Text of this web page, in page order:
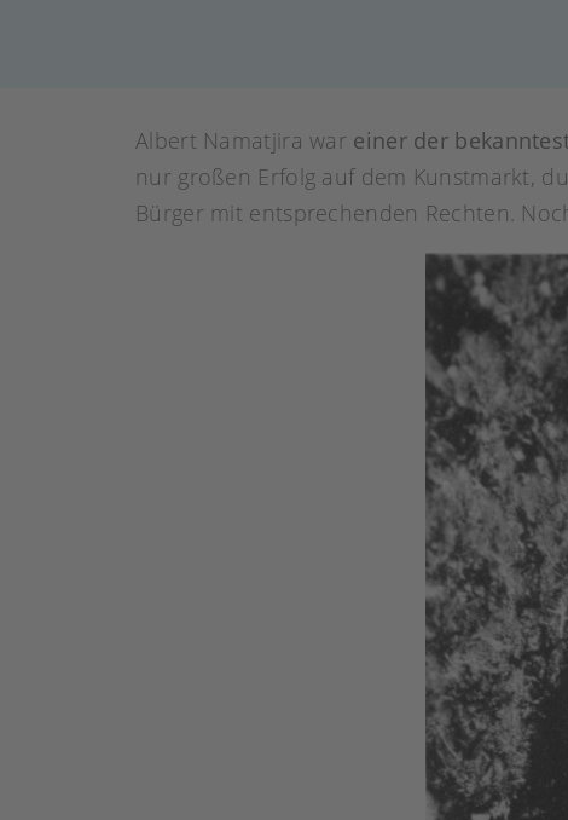
Albert Namatjira war einer der
nur großen Erfolg auf dem Kunstmarkt,
Bürger mit entsprechenden Rechten.